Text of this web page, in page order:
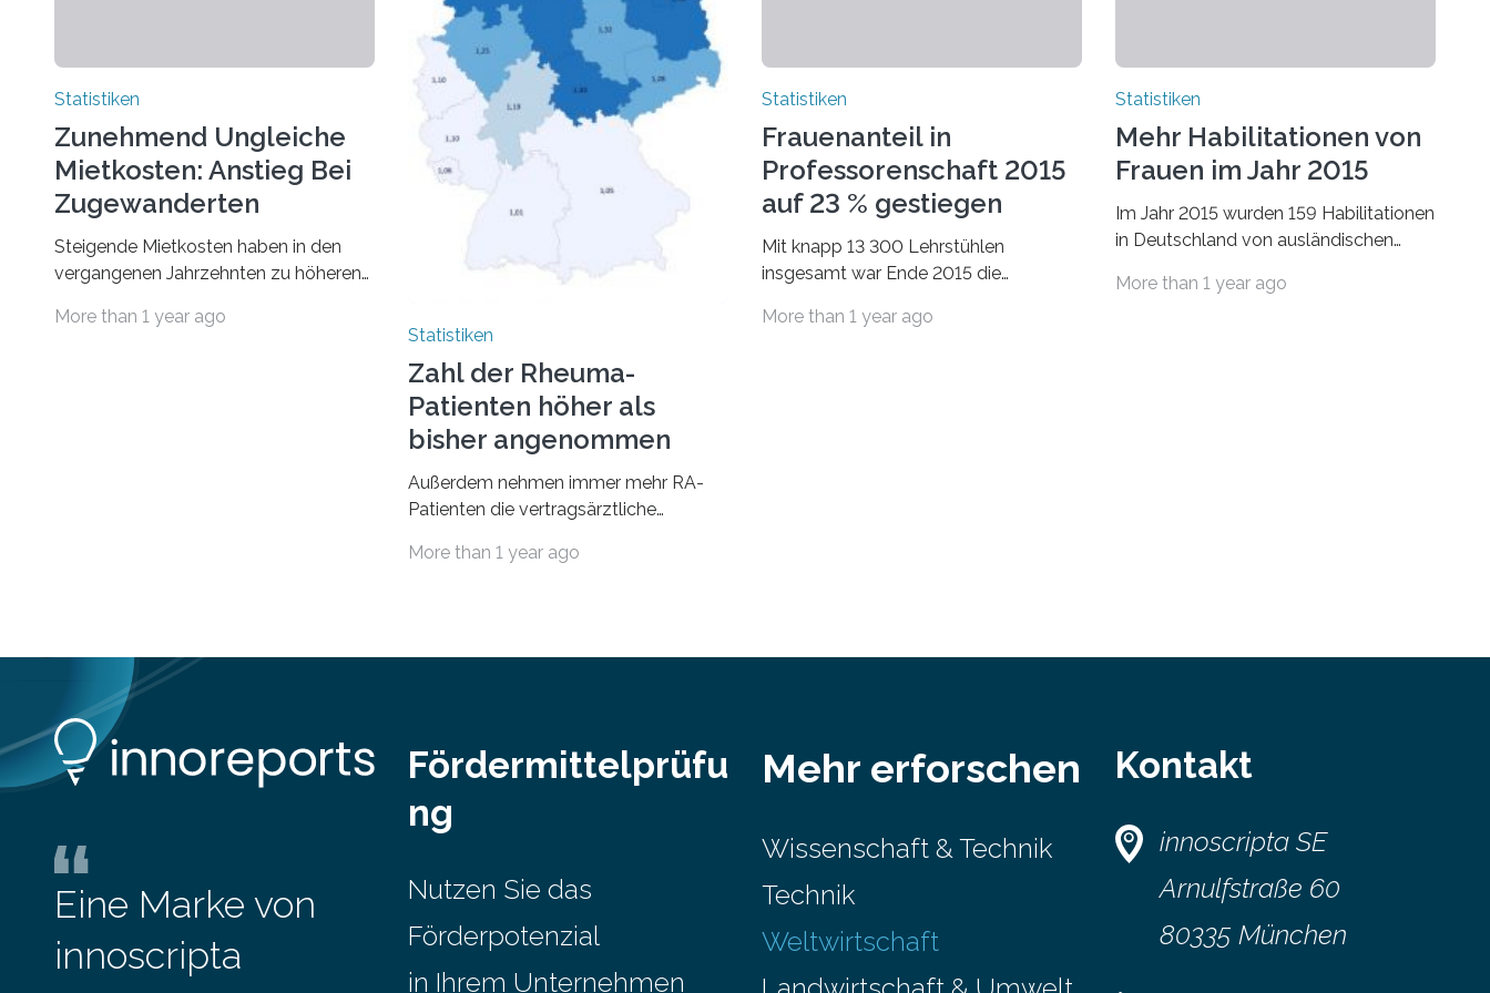
Statistiken
Zunehmend Ungleiche
Mietkosten: Anstieg Bei
Zugewanderten
Steigende Mietkosten haben in den
vergangenen Jahrzehnten zu höheren
geführt. In einer aktuellen Studie hat
moderaten Anstieg des Mietanteils am
Gesamteinkommen hinnehmen
mussten, nahm die Belastung bei
Menschen mit…
More than 1 year ago
Statistiken
Zahl der Rheuma-
Patienten höher als
bisher angenommen
Außerdem nehmen immer mehr RA-
Patienten die vertragsärztliche
Jahr 2009 nur etwa 526.000 (526.211)
More than 1 year ago
Statistiken
Frauenanteil in
Professorenschaft 2015
auf 23 % gestiegen
Mit knapp 13 300 Lehrstühlen
insgesamt war Ende 2015 die
und Sozialwissenschaften bei
More than 1 year ago
Statistiken
Mehr Habilitationen von
Frauen im Jahr 2015
Im Jahr 2015 wurden 159 Habilitationen
in Deutschland von ausländischen
Wissenschaftlern erfolgreich beendet.
More than 1 year ago
Eine Marke von
innoscripta
Fördermittelprüfu
ng
Nutzen Sie das
Förderpotenzial
in Ihrem Unternehmen
Mehr erforschen
Wissenschaft & Technik
Technik
Weltwirtschaft
Kontakt
innoscripta SE
Arnulfstraße 60
80335 München